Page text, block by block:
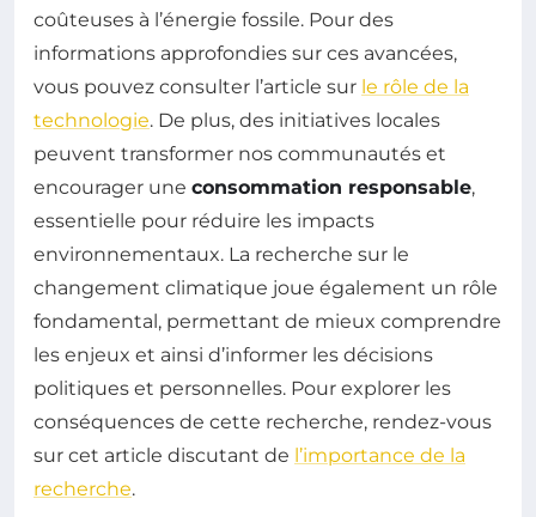
coûteuses à l’énergie fossile. Pour des
informations approfondies sur ces avancées,
vous pouvez consulter l’article sur le rôle de la
technologie. De plus, des initiatives locales
peuvent transformer nos communautés et
encourager une consommation responsable,
essentielle pour réduire les impacts
environnementaux. La recherche sur le
changement climatique joue également un rôle
fondamental, permettant de mieux comprendre
les enjeux et ainsi d’informer les décisions
politiques et personnelles. Pour explorer les
conséquences de cette recherche, rendez-vous
sur cet article discutant de l’importance de la
recherche.